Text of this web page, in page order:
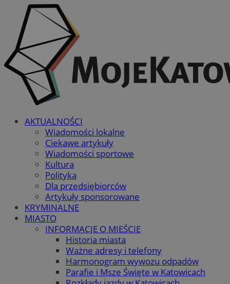
AKTUALNOŚCI
Wiadomości lokalne
Ciekawe artykuły
Wiadomości sportowe
Kultura
Polityka
Dla przedsiębiorców
Artykuły sponsorowane
KRYMINALNE
MIASTO
INFORMACJE O MIEŚCIE
Historia miasta
Ważne adresy i telefony
Harmonogram wywozu odpadów
Parafie i Msze Święte w Katowicach